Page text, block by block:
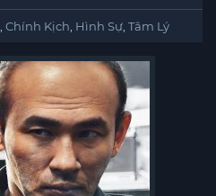
Chính Kịch Hình Sự Tâm Lý